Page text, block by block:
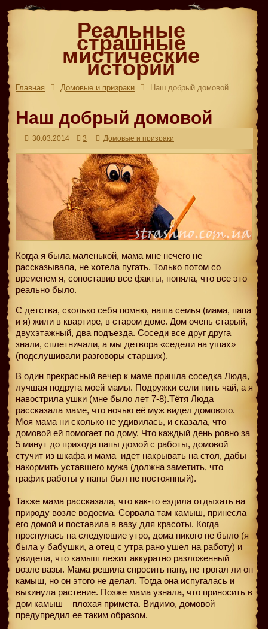
Реальные
страшные
мистические
истории
Главная Домовые и призраки Наш добрый домовой
Наш добрый домовой
30.03.2014 3 Домовые и призраки
Когда я была маленькой, мама мне нечего не
рассказывала, не хотела пугать. Только потом со
временем я, сопоставив все факты, поняла, что все это
реально было.
С детства, сколько себя помню, наша семья (мама, папа
и я) жили в квартире, в старом доме. Дом очень старый,
двухэтажный, два подъезда. Соседи все друг друга
знали, сплетничали, а мы детвора «седели на ушах»
(подслушивали разговоры старших).
В один прекрасный вечер к маме пришла соседка Люда,
лучшая подруга моей мамы. Подружки сели пить чай, а я
навострила ушки (мне было лет 7-8).Тётя Люда
рассказала маме, что ночью её муж видел домового.
Моя мама ни сколько не удивилась, и сказала, что
домовой ей помогает по дому. Что каждый день ровно за
5 минут до прихода папы домой с работы, домовой
стучит из шкафа и мама идет накрывать на стол, дабы
накормить уставшего мужа (должна заметить, что
график работы у папы был не постоянный).
Также мама рассказала, что как-то ездила отдыхать на
природу возле водоема. Сорвала там камыш, принесла
его домой и поставила в вазу для красоты. Когда
проснулась на следующие утро, дома никого не было (я
была у бабушки, а отец с утра рано ушел на работу) и
увидела, что камыш лежит аккуратно разложенный
возле вазы. Мама решила спросить папу, не трогал ли он
камыш, но он этого не делал. Тогда она испугалась и
выкинула растение. Позже мама узнала, что приносить в
дом камыш – плохая примета. Видимо, домовой
предупредил ее таким образом.